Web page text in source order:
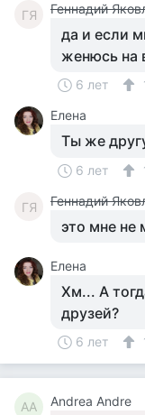
ГЯ Геннадий
да и если
женюсь на
6 лет
Елена
Ты же
6 лет
ГЯ Геннадий
это мне не
Елена
Хм... А
друзей?
6 лет
AA Andrea Andre